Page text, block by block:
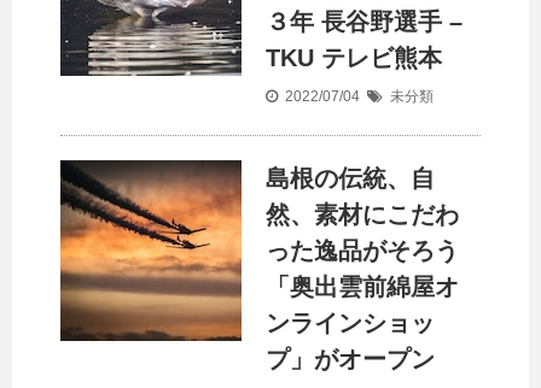
３年 長谷野選手 –
TKU テレビ熊本
2022/07/04 未分類
島根の伝統、自
然、素材にこだわ
った逸品がそろう
「奥出雲前綿屋オ
ンラインショッ
プ」がオープン